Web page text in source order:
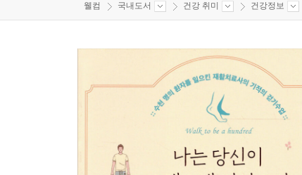
웰컴 국내도서 건강 취미 건강정보